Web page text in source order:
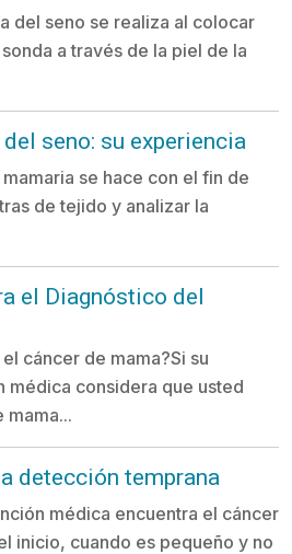
del seno se realiza al colocar
a través de la piel de la
seno: su experiencia
se hace con el fin de
de tejido y analizar la
el Diagnóstico del
cáncer de mama?Si su
médica considera que usted
detección temprana
médica encuentra el cáncer
inicio, cuando es pequeño y no